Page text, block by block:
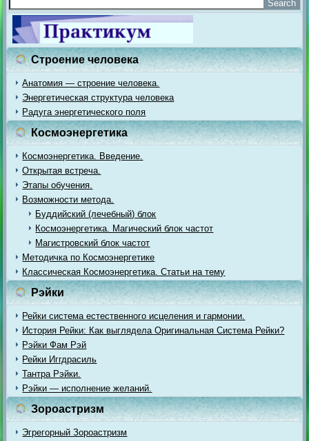
Строение человека
Анатомия — строение человека.
Энергетическая структура человека
Радуга энергетического поля
Космоэнергетика
Космоэнергетика. Введение.
Открытая встреча.
Этапы обучения.
Возможности метода.
Буддийский (лечебный) блок
Космоэнергетика. Магический блок частот
Магистровский блок частот
Методичка по Космоэнергетике
Классическая Космоэнергетика. Статьи на тему
Рэйки
Рейки система естественного исцеления и гармонии.
История Рейки: Как выглядела Оригинальная Система Рейки?
Рэйки Фам Рэй
Рейки Иггдрасиль
Тантра Рэйки.
Рэйки — исполнение желаний.
Зороастризм
Эгрегорный Зороастризм